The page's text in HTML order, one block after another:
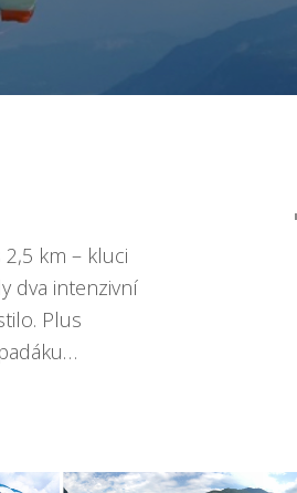
km – kluci
dva intenzivní
Plus